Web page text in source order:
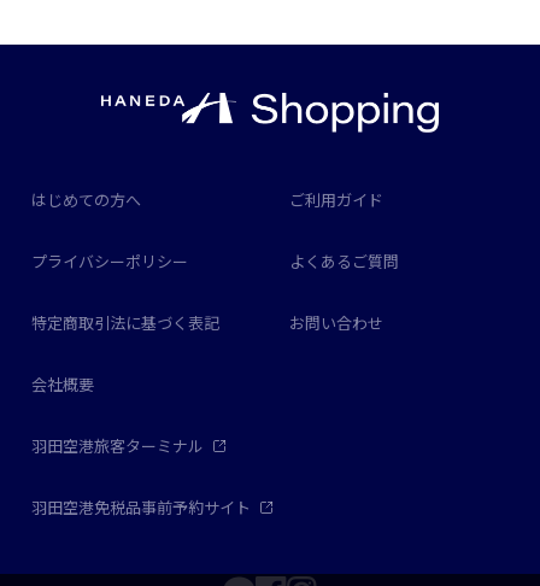
はじめての方へ ご利用ガイド
プライバシーポリシー よくあるご質問
特定商取引法に基づく表記 お問い合わせ
会社概要
羽田空港旅客ターミナル
羽田空港免税品事前予約サイト